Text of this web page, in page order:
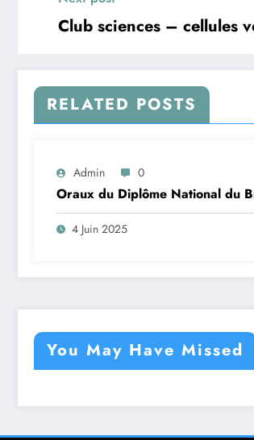
Club sciences – cellules
RELATED POSTS
Admin 0
Oraux du Diplôme National du
4 Juin 2025
You May Have Missed